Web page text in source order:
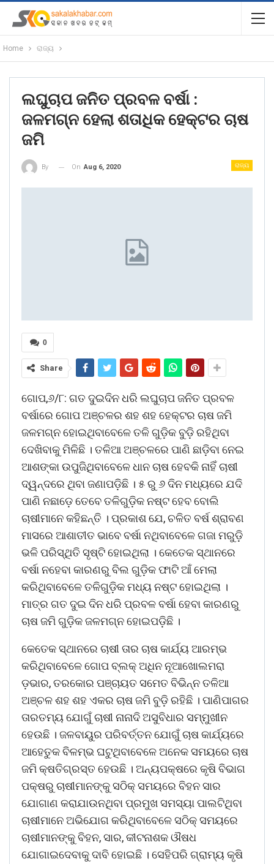
Home ରାଜ୍ୟ
ଲଘୁଚାପ ଜନିତ ପ୍ରବଳ ବର୍ଷା :
ଜଳମଗ୍ନ ହେଲା ଶତାଧିକ ହେକ୍ଟର ଚାଷ
ଜମି
ରାଜ୍ୟ
By On Aug 6, 2020
0
Share
ଗୋପ,୬/୮: ଗତ ଦୁଇଦିନ ଧରି ଲଘୁଚାପ ଜନିତ ପ୍ରବଳ
ବର୍ଷାରେ ଗୋପ ଅଞ୍ଚଳର ଶହ ଶହ ହେକ୍ଟର ଚାଷ ଜମି
ଜଳମଗ୍ନ ହୋଇଥିବାବେଳେ ତଳି ଗୁଡ଼ିକ ବୁଡ଼ି ରହିଥିବା
ଦେଖିବାକୁ ମିଳିଛି । ତଳିଆ ଅଞ୍ଚଳରେ ପାଣି ଛାଡ଼ିବା ନେଇ
ଆଶଙ୍କା ଉପୁଜିଥିବାବେଳେ ଧାନ ଚାଷ ହେବକି ନାହିଁ ଚାଷୀ
ଦ୍ୱନ୍ଦରେ ଥିବା ଜଣାପଡ଼ିଛି । ୫ ରୁ ୬ ଦିନ ମଧ୍ୟରେ ଯଦି
ପାଣି ନଛାଡ଼େ ତେବେ ତଳିଗୁଡ଼ିକ ନଷ୍ଟ ହେବ ବୋଲି
ଚାଷୀମାନେ କହିଛନ୍ତି । ପ୍ରକାଶ ଯେ, ଚଳିତ ବର୍ଷ ଶ୍ରାବଣ
ମାସରେ ଆଶାତୀତ ଭାବେ ବର୍ଷା ନଥିବାବେଳେ ଗଜା ମରୁଡ଼ି
ଭଳି ପରିସ୍ଥିତି ସୃଷ୍ଟି ହୋଇଥିଲା । କେତେକ ସ୍ଥାନରେ
ବର୍ଷା ନହେବା କାରଣରୁ ବିଲ ଗୁଡ଼ିକ ଫାଟି ଆଁ ମେଲା
କରିଥିବାବେଳେ ତଳିଗୁଡ଼ିକ ମଧ୍ୟ ନଷ୍ଟ ହୋଇଥିଲା ।
ମାତ୍ର ଗତ ଦୁଇ ଦିନ ଧରି ପ୍ରବଳ ବର୍ଷା ହେବା କାରଣରୁ
ଚାଷ ଜମି ଗୁଡ଼ିକ ଜଳମଗ୍ନ ହୋଇପଡ଼ିଛି ।
କେତେକ ସ୍ଥାନରେ ଚାଷୀ ତାର ଚାଷ କାର୍ଯ୍ୟ ଆରମ୍ଭ
କରିଥିବାବେଳେ ଗୋପ ବ୍ଲକ୍ ଅଧିନ ନୂଆଖୋଲମରା
ଡ଼ଭାର, ତରକୋର ପଞ୍ଚାୟତ ସମେତ ବିଭିନ୍ନ ତଳିଆ
ଅଞ୍ଚଳ ଶହ ଶହ ଏକର ଚାଷ ଜମି ବୁଡ଼ି ରହିଛି । ପାଣିପାଗର
ତାରତମ୍ୟ ଯୋଗୁଁ ଚାଷୀ ନାନାଦି ଅସୁବିଧାର ସମ୍ମୁଖୀନ
ହେଉଛି । ଜଳବାୟୁର ପରିବର୍ତ୍ତନ ଯୋଗୁଁ ଚାଷ କାର୍ଯ୍ୟରେ
ଆହେତୁକ ବିଳମ୍ଭ ଘଟୁଥିବାବେଳେ ଅନେକ ସମୟରେ ଚାଷ
ଜମି କ୍ଷତିଗ୍ରସ୍ତ ହେଉଛି । ଅନ୍ୟପକ୍ଷରେ କୃଷି ବିଭାଗ
ପକ୍ଷରୁ ଚାଷୀମାନଙ୍କୁ ସଠିକ୍ ସମୟରେ ବିହନ ସାର
ଯୋଗାଣ କରାଯାଉନଥିବା ପ୍ରମୁଖ ସମସ୍ୟା ପାଲଟିଥିବା
ଚାଷୀମାନେ ଅଭିଯୋଗ କରିଥିବାବେଳେ ସଠିକ୍ ସମୟରେ
ଚାଷୀମାନଙ୍କୁ ବିହନ, ସାର, କୀଟନାଶକ ଔଷଧ
ଯୋଗାଇଦେବାକୁ ଦାବି ହୋଇଛି । ସେହିପରି ଗ୍ରାମ୍ୟ କୃଷି